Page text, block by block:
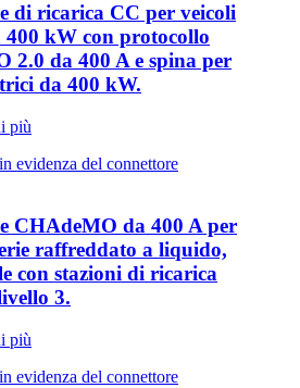
di ricarica CC per veicoli
400 kW con protocollo
2.0 da 400 A e spina per
da 400 kW.
più
CHAdeMO da 400 A per
raffreddato a liquido,
con stazioni di ricarica
3.
più